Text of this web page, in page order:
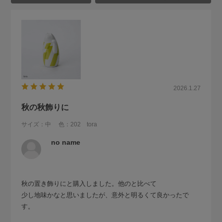
2026.1.27
秋の秋飾りに
サイズ：中 色：202 tora
no name
秋の置き飾りにと購入しました。他のと比べて
少し地味かなと思いましたが、意外と明るくて良かったで
す。